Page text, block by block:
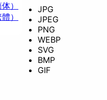
JPG
JPEG
PNG
WEBP
SVG
BMP
GIF
）
）